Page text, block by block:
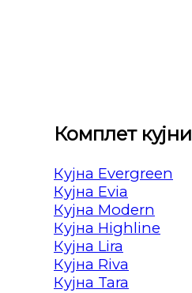
Комплет кујни
Кујна Evergreen
Кујна Evia
Кујна Modern
Кујна Highline
Кујна Lira
Кујна Riva
Кујна Tara